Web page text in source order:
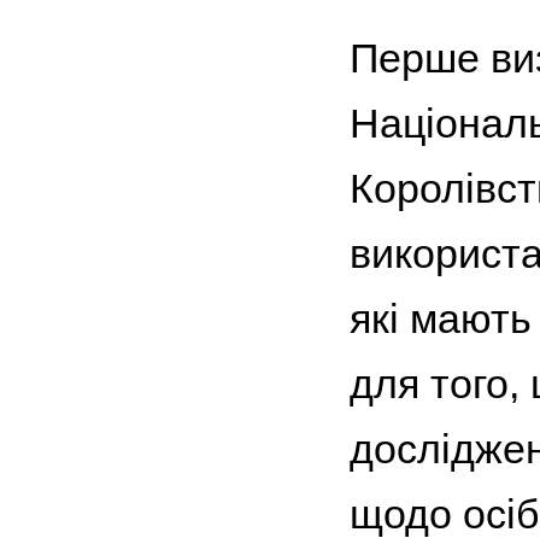
Перше
які
для того,
щодо